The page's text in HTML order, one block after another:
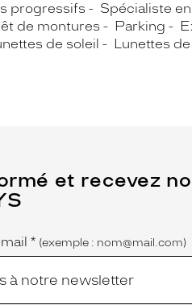
progressifs
Spécialiste
de montures Parking
de soleil Lunettes
et recevez
* (exemple : nom@mail.com)